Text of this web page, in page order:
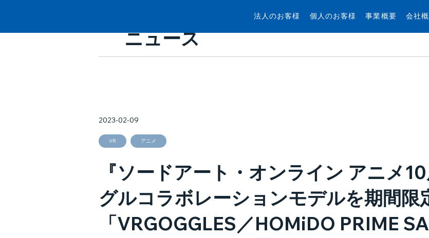
法人のお客様 個人のお客様 事業概要 会社
ニュース
『ソードアート・オンライン アニメ
グルコラボレーションモデルを期間限
「VRGOGGLES／HOMiDO PRIME
VR アニメ
2023-02-09